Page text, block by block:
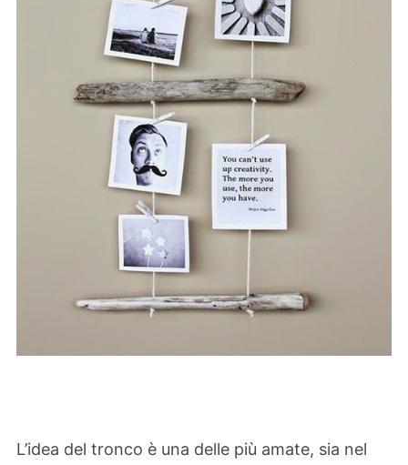
L’idea del tronco è una delle più amate, sia nel